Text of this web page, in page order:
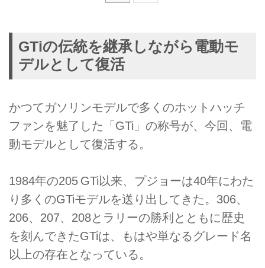
GTiの伝統を継承しながら電動モ
デルとして復活
かつてガソリンモデルで多くのホットハッチ
ファンを魅了した「GTi」の称号が、今回、電
動モデルとして復活する。
1984年の205 GTi以来、プジョーは40年にわた
り多くのGTiモデルを送り出してきた。306、
206、207、208とラリーの勝利とともに歴史
を刻んできたGTiは、もはや単なるグレード名
以上の存在となっている。